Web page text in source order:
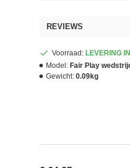
REVIEWS
Voorraad: LEVERING
Model: Fair Play
Gewicht: 0.09kg